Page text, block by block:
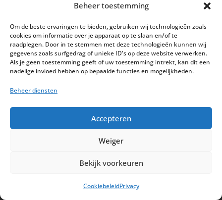
Beheer toestemming
Om de beste ervaringen te bieden, gebruiken wij technologieën zoals
cookies om informatie over je apparaat op te slaan en/of te
raadplegen. Door in te stemmen met deze technologieën kunnen wij
gegevens zoals surfgedrag of unieke ID's op deze website verwerken.
Als je geen toestemming geeft of uw toestemming intrekt, kan dit een
nadelige invloed hebben op bepaalde functies en mogelijkheden.
Beheer diensten
Accepteren
Weiger
Bekijk voorkeuren
CookiebeleidPrivacy
AI in de Horeca kassawereld
Bestel nu nog aan de 2025 prijzen
Safran Palace start met nieuw
Privacy